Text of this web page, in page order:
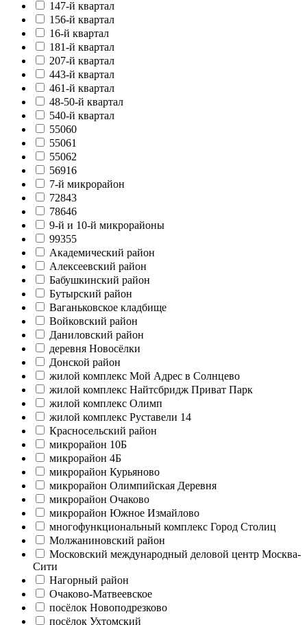
147-й квартал
156-й квартал
16-й квартал
181-й квартал
207-й квартал
443-й квартал
461-й квартал
48-50-й квартал
540-й квартал
55060
55061
55062
56916
7-й микрорайон
72843
78646
9-й и 10-й микрорайоны
99355
Академический район
Алексеевский район
Бабушкинский район
Бутырский район
Ваганьковское кладбище
Войковский район
Даниловский район
деревня Новосёлки
Донской район
жилой комплекс Мой Адрес в Солнцево
жилой комплекс Найтсбридж Приват Парк
жилой комплекс Олимп
жилой комплекс Руставели 14
Красносельский район
микрорайон 10Б
микрорайон 4Б
микрорайон Курьяново
микрорайон Олимпийская Деревня
микрорайон Очаково
микрорайон Южное Измайлово
многофункциональный комплекс Город Столиц
Молжаниновский район
Московский международный деловой центр Москва-
Сити
Нагорный район
Очаково-Матвеевское
посёлок Новоподрезково
посёлок Ухтомский